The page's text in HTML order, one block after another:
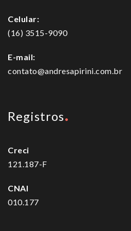
Celular:
(16) 3515-9090
E-mail:
contato@andresapirini.com.br
Registros
Creci
121.187-F
CNAI
010.177